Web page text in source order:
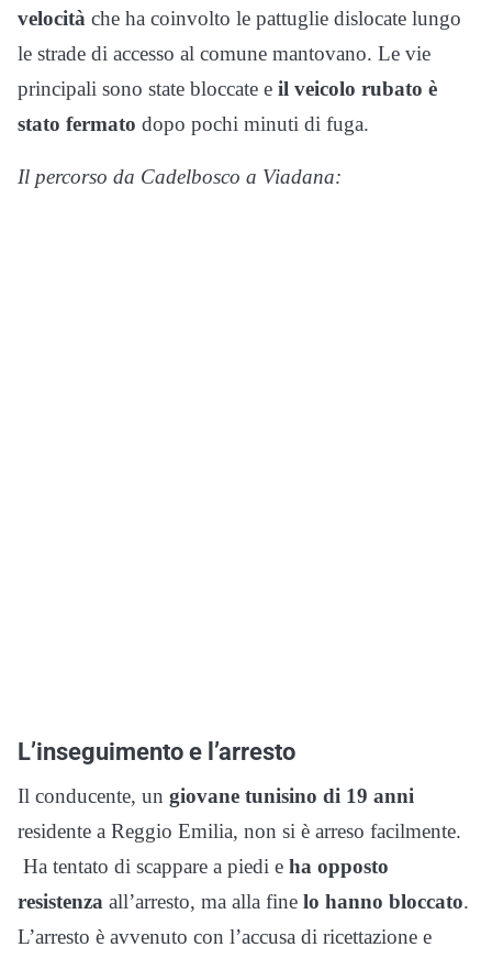
velocità che ha coinvolto le pattuglie dislocate lungo
le strade di accesso al comune mantovano. Le vie
principali sono state bloccate e il veicolo rubato è
stato fermato dopo pochi minuti di fuga.
Il percorso da Cadelbosco a Viadana:
L’inseguimento e l’arresto
Il conducente, un giovane tunisino di 19 anni
residente a Reggio Emilia, non si è arreso facilmente.
Ha tentato di scappare a piedi e ha opposto
resistenza all’arresto, ma alla fine lo hanno bloccato.
L’arresto è avvenuto con l’accusa di ricettazione e